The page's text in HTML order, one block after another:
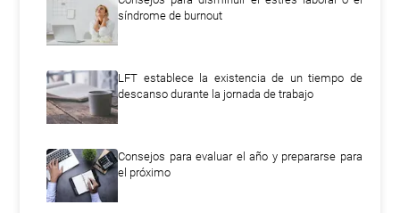
síndrome de burnout
LFT establece la existencia de un tiempo de
descanso durante la jornada de trabajo
Consejos para evaluar el año y prepararse para
el próximo